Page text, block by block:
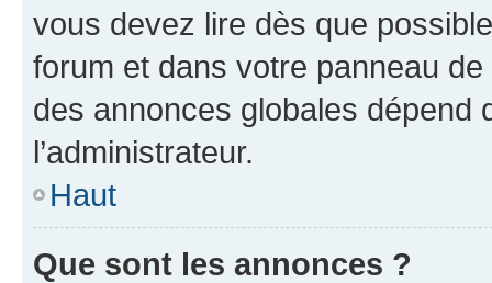
vous devez lire dès que
forum et dans votre panneau
des annonces globales dépend
l’administrateur.
Haut
Que sont les annonces ?